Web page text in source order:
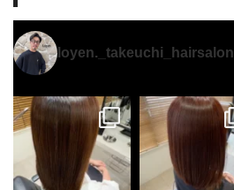
loyen._takeuchi_hairsalon